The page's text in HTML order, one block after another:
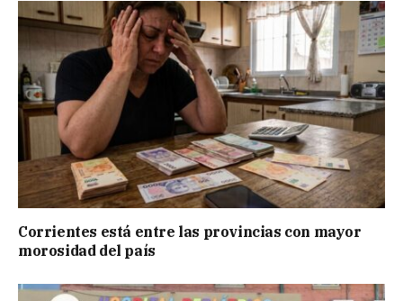
Corrientes está entre las provincias con mayor
morosidad del país